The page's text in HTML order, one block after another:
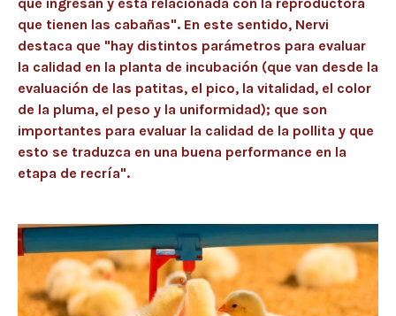
que ingresan y está relacionada con la reproductora
que tienen las cabañas". En este sentido, Nervi
destaca que "hay distintos parámetros para evaluar
la calidad en la planta de incubación (que van desde la
evaluación de las patitas, el pico, la vitalidad, el color
de la pluma, el peso y la uniformidad); que son
importantes para evaluar la calidad de la pollita y que
esto se traduzca en una buena performance en la
etapa de recría".